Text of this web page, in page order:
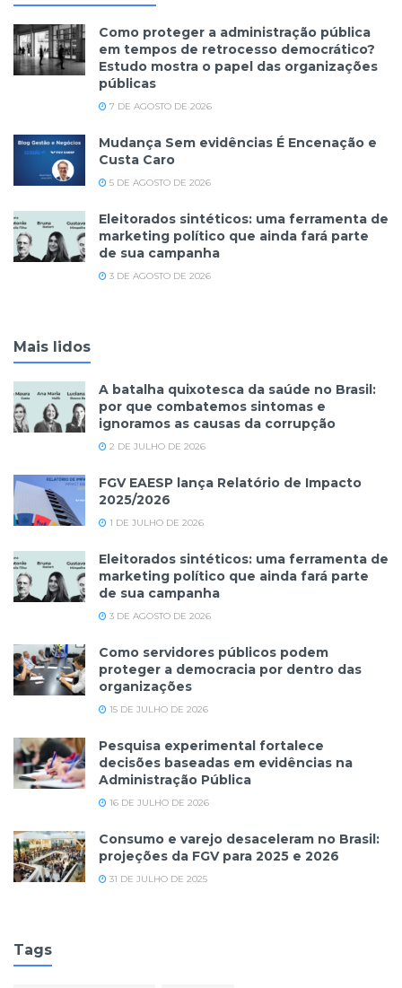
Como proteger a administração pública
em tempos de retrocesso democrático?
Estudo mostra o papel das organizações
públicas
7 DE AGOSTO DE 2026
Mudança Sem evidências É Encenação e
Custa Caro
5 DE AGOSTO DE 2026
Eleitorados sintéticos: uma ferramenta de
marketing político que ainda fará parte
de sua campanha
3 DE AGOSTO DE 2026
Mais lidos
A batalha quixotesca da saúde no Brasil:
por que combatemos sintomas e
ignoramos as causas da corrupção
2 DE JULHO DE 2026
FGV EAESP lança Relatório de Impacto
2025/2026
1 DE JULHO DE 2026
Eleitorados sintéticos: uma ferramenta de
marketing político que ainda fará parte
de sua campanha
3 DE AGOSTO DE 2026
Como servidores públicos podem
proteger a democracia por dentro das
organizações
15 DE JULHO DE 2026
Pesquisa experimental fortalece
decisões baseadas em evidências na
Administração Pública
16 DE JULHO DE 2026
Consumo e varejo desaceleram no Brasil:
projeções da FGV para 2025 e 2026
31 DE JULHO DE 2025
Tags